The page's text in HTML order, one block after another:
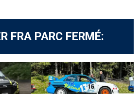
FRA PARC FERMÉ: